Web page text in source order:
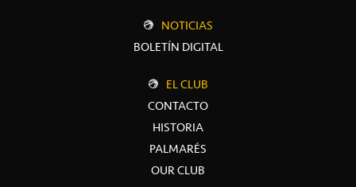
NOTICIAS
BOLETÍN DIGITAL
EL CLUB
CONTACTO
HISTORIA
PALMARÉS
OUR CLUB